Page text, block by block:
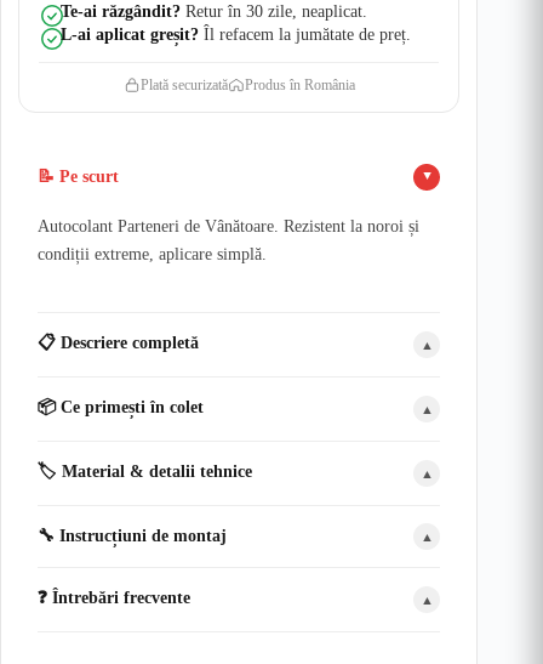
Te-ai răzgândit? Retur în 30 zile, neaplicat.
L-ai aplicat greșit? Îl refacem la jumătate de preț.
Plată securizată Produs în România
📝 Pe scurt ▲
Autocolant Parteneri de Vânătoare. Rezistent la noroi și
condiții extreme, aplicare simplă.
📋 Descriere completă ▲
📦 Ce primești în colet ▲
🏷️ Material & detalii tehnice ▲
🔧 Instrucțiuni de montaj ▲
❓ Întrebări frecvente ▲